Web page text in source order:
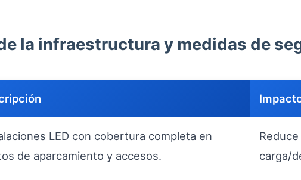
la infraestructura y medidas de
LED con cobertura completa en
de aparcamiento y accesos.
carga/